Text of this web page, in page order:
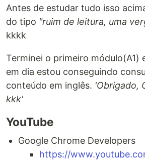
Antes de estudar tudo isso
do tipo "ruim de leitura, uma
kkkk
Terminei o primeiro módulo(A1)
em dia estou conseguindo
conteúdo em inglês. 'Obrigado,
kkk'
YouTube
Google Chrome Developers
https://